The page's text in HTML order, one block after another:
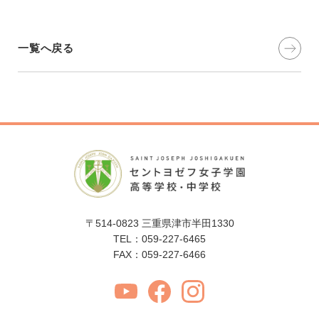
一覧へ戻る
〒514-0823 三重県津市半田1330
TEL：059-227-6465
FAX：059-227-6466